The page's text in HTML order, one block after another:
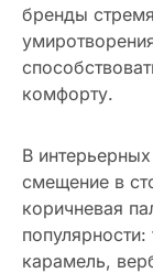
бренды
комфорту.
В
смещение в
коричневая
карамель,